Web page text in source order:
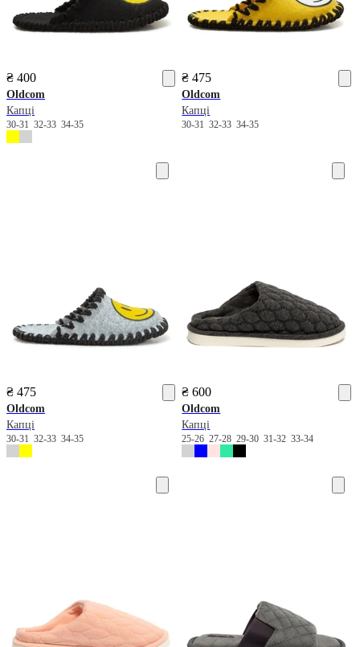
₴ 400
Oldcom
Капці
30-31 32-33 34-35
₴ 475
Oldcom
Капці
30-3132-3334-35
₴ 475
Oldcom
Капці
30-31 32-33 34-35
₴ 600
Oldcom
Капці
25-2627-2829-3031-3233-34